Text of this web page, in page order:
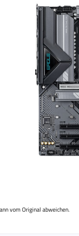
vom Original abweichen.